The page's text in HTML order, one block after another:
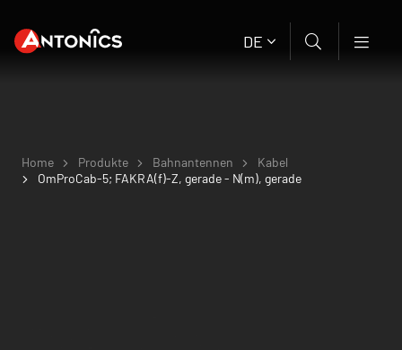
DE
Home Produkte Bahnantennen
Kabel
OmProCab-5; FAKRA(f)-Z, gerade - N(m), gerade